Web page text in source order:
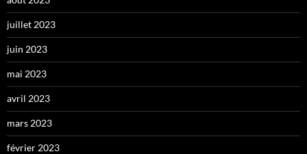
juillet 2023
juin 2023
mai 2023
avril 2023
mars 2023
février 2023